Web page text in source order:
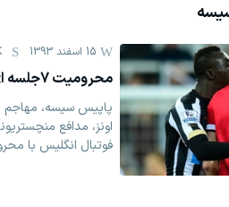
15 اسفند 1393
محرومیت 7جلسه ای سیسه بخاطر پرتاب آب دهان
پاپیس سیسه، مهاجم
اونز، مدافع
فوتبال انگلیس با محرومیتی 7 جلسه